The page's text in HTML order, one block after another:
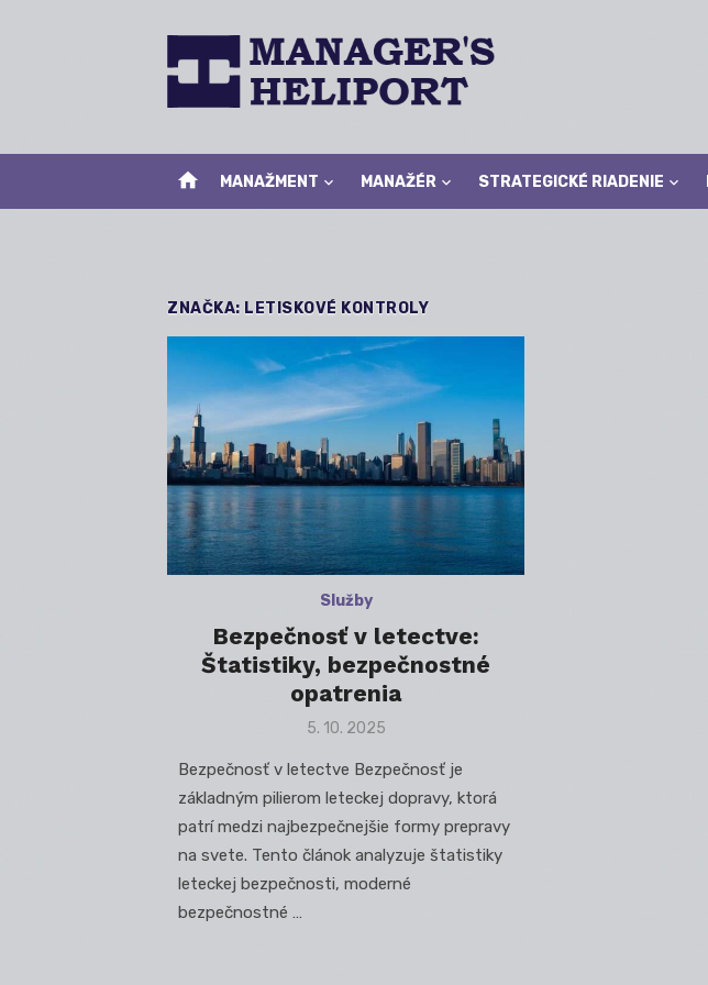
home MANAŽMENT MANAŽÉR STRATEGICKÉ RIADENIE
ZNAČKA: LETISKOVÉ KONTROLY
Služby
Bezpečnosť v letectve:
Štatistiky, bezpečnostné
opatrenia
Posted
5. 10. 2025
Bezpečnosť v letectve Bezpečnosť je
základným pilierom leteckej dopravy, ktorá
patrí medzi najbezpečnejšie formy prepravy
na svete. Tento článok analyzuje štatistiky
leteckej bezpečnosti, moderné
bezpečnostné …